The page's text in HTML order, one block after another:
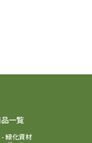
一覧
緑化資材